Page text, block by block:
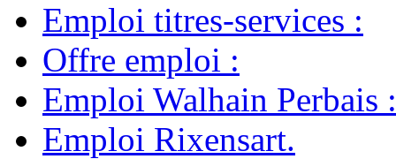
Emploi titres-services :
Offre emploi :
Emploi Walhain Perbais :
Emploi Rixensart.